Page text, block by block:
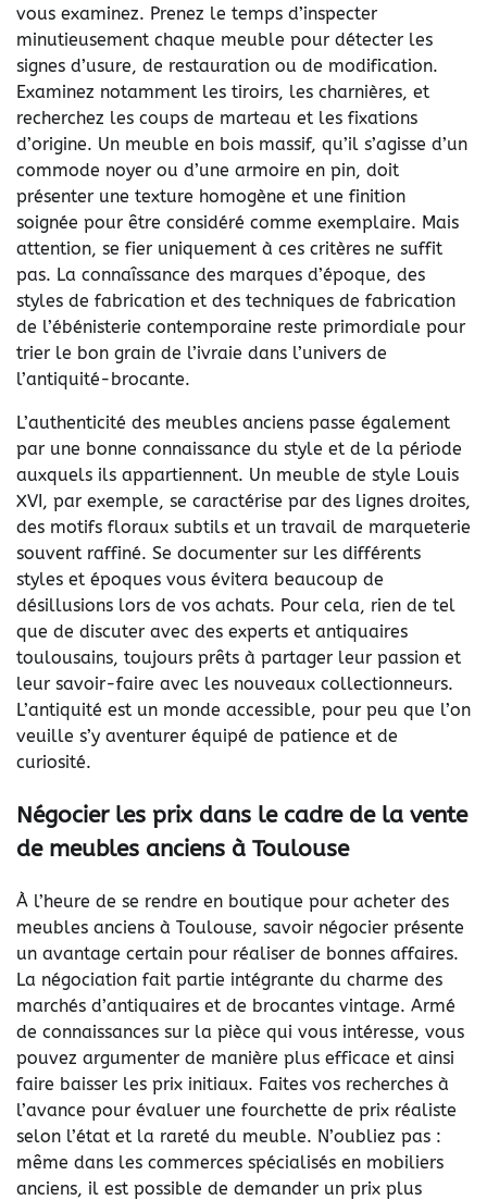
vous examinez. Prenez le temps d’inspecter
minutieusement chaque meuble pour détecter les
signes d’usure, de restauration ou de modification.
Examinez notamment les tiroirs, les charnières, et
recherchez les coups de marteau et les fixations
d’origine. Un meuble en bois massif, qu’il s’agisse d’un
commode noyer ou d’une armoire en pin, doit
présenter une texture homogène et une finition
soignée pour être considéré comme exemplaire. Mais
attention, se fier uniquement à ces critères ne suffit
pas. La connaîssance des marques d’époque, des
styles de fabrication et des techniques de fabrication
de l’ébénisterie contemporaine reste primordiale pour
trier le bon grain de l’ivraie dans l’univers de
l’antiquité-brocante.
L’authenticité des meubles anciens passe également
par une bonne connaissance du style et de la période
auxquels ils appartiennent. Un meuble de style Louis
XVI, par exemple, se caractérise par des lignes droites,
des motifs floraux subtils et un travail de marqueterie
souvent raffiné. Se documenter sur les différents
styles et époques vous évitera beaucoup de
désillusions lors de vos achats. Pour cela, rien de tel
que de discuter avec des experts et antiquaires
toulousains, toujours prêts à partager leur passion et
leur savoir-faire avec les nouveaux collectionneurs.
L’antiquité est un monde accessible, pour peu que l’on
veuille s’y aventurer équipé de patience et de
curiosité.
Négocier les prix dans le cadre de la vente
de meubles anciens à Toulouse
À l’heure de se rendre en boutique pour acheter des
meubles anciens à Toulouse, savoir négocier présente
un avantage certain pour réaliser de bonnes affaires.
La négociation fait partie intégrante du charme des
marchés d’antiquaires et de brocantes vintage. Armé
de connaissances sur la pièce qui vous intéresse, vous
pouvez argumenter de manière plus efficace et ainsi
faire baisser les prix initiaux. Faites vos recherches à
l’avance pour évaluer une fourchette de prix réaliste
selon l’état et la rareté du meuble. N’oubliez pas :
même dans les commerces spécialisés en mobiliers
anciens, il est possible de demander un prix plus